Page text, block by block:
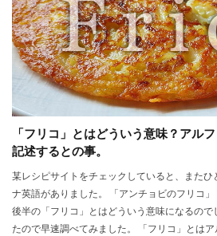
「フリコ」とはどういう意味？アル
記述するとの事。
某レシピサイトをチェックしていると、またひ
ナ英語がありました。 「アンチョビのフリコ」
後半の「フリコ」とはどういう意味になるの
たので早速調べてみました。 「フリコ」とは